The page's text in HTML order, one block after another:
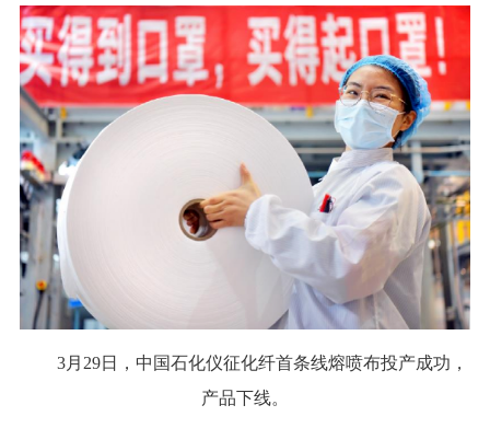
3月29日，中国石化仪征化纤首条线熔喷布投产成功，
产品下线。